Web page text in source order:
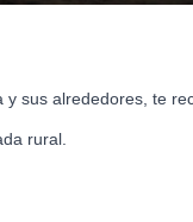
sus alrededores, te
rural.